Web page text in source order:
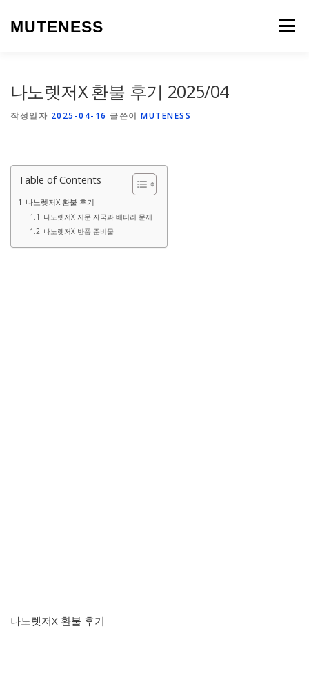
MUTENESS 메뉴
나노렛저X 환불 후기 2025/04
작성일자 2025-04-16 글쓴이 MUTENESS
Table of Contents
나노렛저X 환불 후기
나노렛저X 지문 자국과 배터리 문제
나노렛저X 반품 준비물
나노렛저X 환불 후기